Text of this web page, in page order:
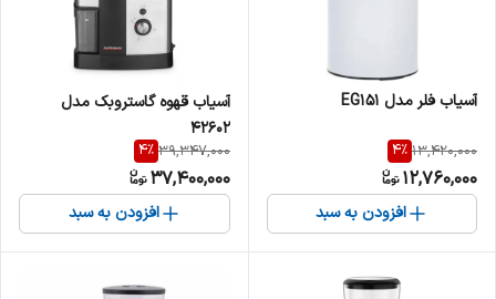
آسیاب فلر مدل EG151
13,420,000
4%
12,760,000
افزودن به سبد
آسیاب قهوه گاستروبک مدل
42602
39,347,000
4%
37,400,000
افزودن به سبد